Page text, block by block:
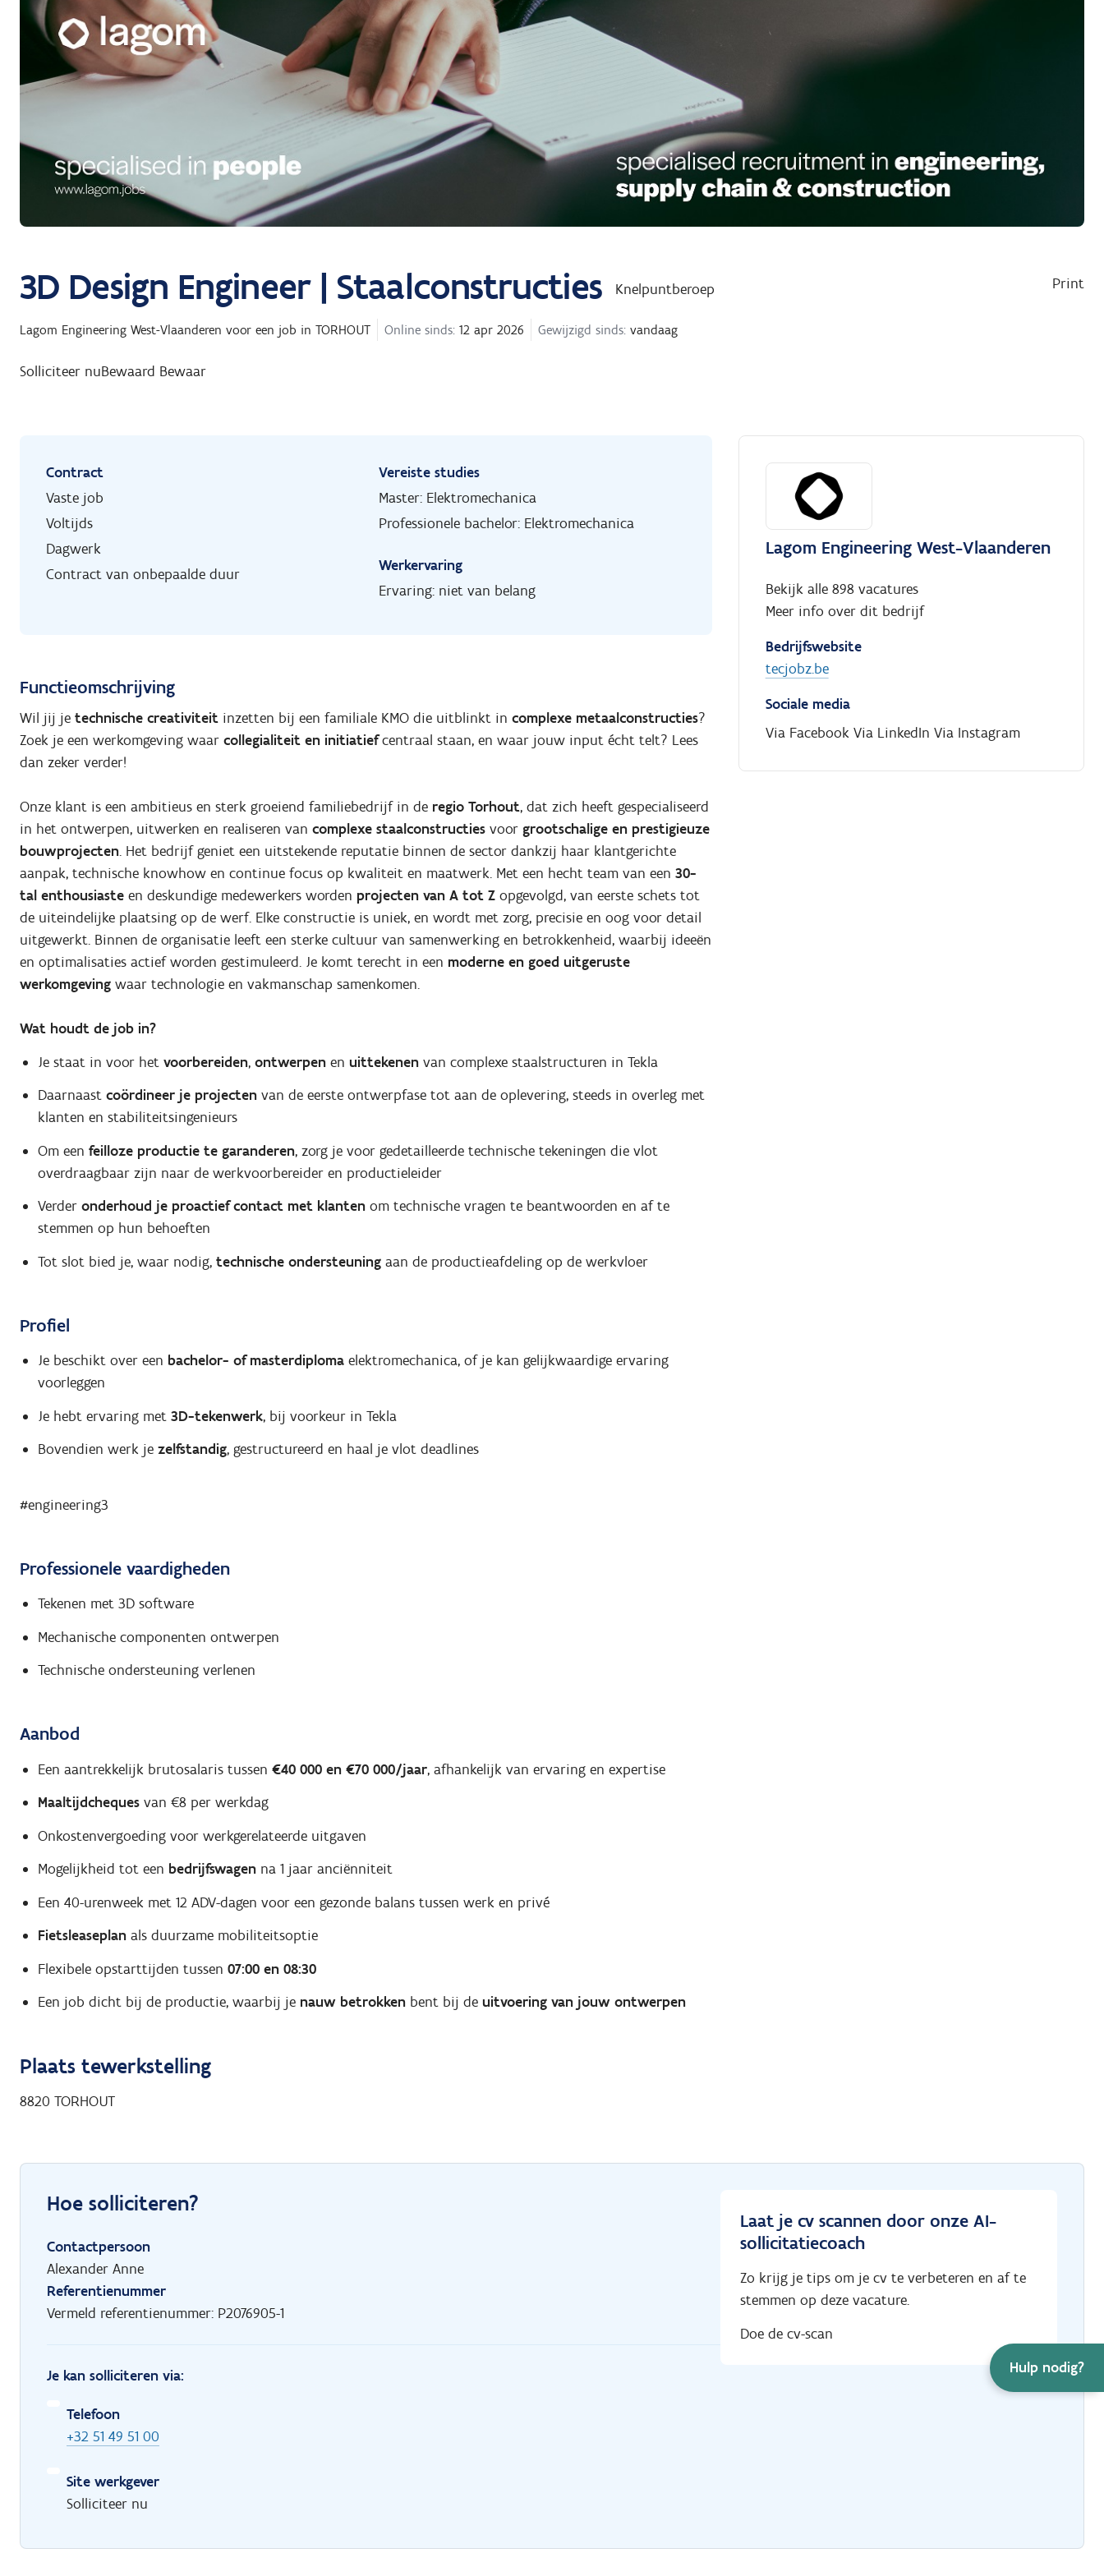
Hulp nodig?
3D Design Engineer | Staalconstructies Knelpuntberoep Print
Lagom Engineering West-Vlaanderen voor een job in TORHOUT Online sinds: 12 apr 2026 Gewijzigd sinds: vandaag
Solliciteer nuBewaard Bewaar
Contract
Vaste job
Voltijds
Dagwerk
Contract van onbepaalde duur
Vereiste studies
Master: Elektromechanica
Professionele bachelor: Elektromechanica
Werkervaring
Ervaring: niet van belang
Functieomschrijving
Wil jij je technische creativiteit inzetten bij een familiale KMO die uitblinkt in complexe metaalconstructies?
Zoek je een werkomgeving waar collegialiteit en initiatiefcentraal staan, en waar jouw input écht telt? Lees
dan zeker verder!
Onze klant is een ambitieus en sterk groeiend familiebedrijf in de regio Torhout, dat zich heeft gespecialiseerd
in het ontwerpen, uitwerken en realiseren van complexe staalconstructies voor grootschalige en prestigieuze
bouwprojecten. Het bedrijf geniet een uitstekende reputatie binnen de sector dankzij haar klantgerichte
aanpak, technische knowhow en continue focus op kwaliteit en maatwerk. Met een hecht team van een 30-
tal enthousiaste en deskundige medewerkers worden projecten van A tot Z opgevolgd, van eerste schets tot
de uiteindelijke plaatsing op de werf. Elke constructie is uniek, en wordt met zorg, precisie en oog voor detail
uitgewerkt. Binnen de organisatie leeft een sterke cultuur van samenwerking en betrokkenheid, waarbij ideeën
en optimalisaties actief worden gestimuleerd. Je komt terecht in een moderne en goed uitgeruste
werkomgeving waar technologie en vakmanschap samenkomen.
Wat houdt de job in?
Je staat in voor het voorbereiden, ontwerpen en uittekenen van complexe staalstructuren in Tekla
Daarnaastcoördineer je projectenvan de eerste ontwerpfase tot aan de oplevering, steeds in overleg met
klanten en stabiliteitsingenieurs
Om een feilloze productie te garanderen, zorg je voor gedetailleerde technische tekeningen die vlot
overdraagbaar zijn naar de werkvoorbereider en productieleider
Verder onderhoud je proactief contact met klantenom technische vragen te beantwoorden en af te
stemmen op hun behoeften
Tot slot bied je, waar nodig, technische ondersteuning aan de productieafdeling op de werkvloer
Profiel
Je beschikt over een bachelor- of masterdiploma elektromechanica, of je kan gelijkwaardige ervaring
voorleggen
Je hebt ervaring met 3D-tekenwerk, bij voorkeur in Tekla
Bovendien werk je zelfstandig, gestructureerd en haal je vlot deadlines
#engineering3
Professionele vaardigheden
Tekenen met 3D software
Mechanische componenten ontwerpen
Technische ondersteuning verlenen
Aanbod
Een aantrekkelijk brutosalaris tussen €40 000 en €70 000/jaar, afhankelijk van ervaring en expertise
Maaltijdcheques van €8 per werkdag
Onkostenvergoeding voor werkgerelateerde uitgaven
Mogelijkheid tot een bedrijfswagen na 1 jaar anciënniteit
Een 40-urenweek met 12 ADV-dagen voor een gezonde balans tussen werk en privé
Fietsleaseplan als duurzame mobiliteitsoptie
Flexibele opstarttijden tussen 07:00 en 08:30
Een job dicht bij de productie, waarbij jenauw betrokkenbent bij de uitvoering van jouw ontwerpen
Plaats tewerkstelling
8820 TORHOUT
Lagom Engineering West-Vlaanderen
Bekijk alle 898 vacatures
Meer info over dit bedrijf
Bedrijfswebsite
tecjobz.be
Sociale media
Via Facebook Via LinkedIn Via Instagram
Hoe solliciteren?
Contactpersoon
Alexander Anne
Referentienummer
Vermeld referentienummer: P2076905-1
Je kan solliciteren via:
Telefoon
+32 51 49 51 00
Site werkgever
Solliciteer nu
Laat je cv scannen door onze AI-
sollicitatiecoach
Zo krijg je tips om je cv te verbeteren en af te
stemmen op deze vacature.
Doe de cv-scan